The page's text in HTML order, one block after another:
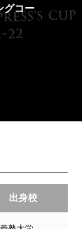
グコー
出身校